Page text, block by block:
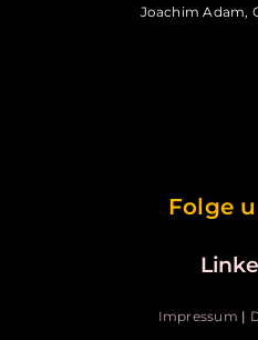
Joachim Adam,
Folge
Impressum |